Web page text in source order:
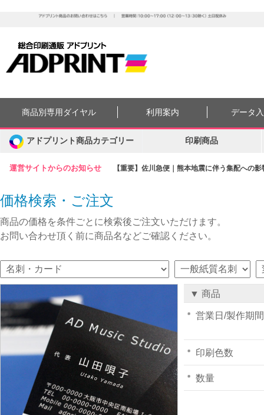
運営サイトからのお知らせ 【重要】佐川急便｜熊本地震に伴う集配への
商品別専用ダイヤル 利用案内 データ
アドプリント商品カテゴリー 印刷商品
価格検索・ご注文
商品の価格を条件ごとに検索後ご注文いただけます。
お問い合わせ頂く前に商品名などご確認ください。
▼ 商品
営業日/製作期間
印刷色数
数量